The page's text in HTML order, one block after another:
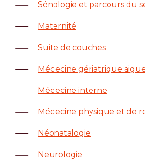
Sénologie et parcours du
Maternité
Suite de couches
Médecine gériatrique aigüe
Médecine interne
Médecine physique et de
Néonatalogie
Neurologie